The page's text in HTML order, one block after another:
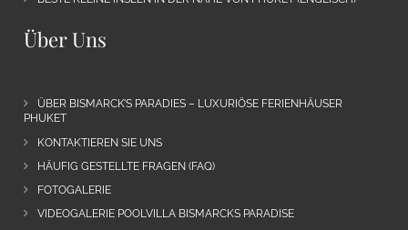
Über Uns
ÜBER BISMARCK’S PARADIES – LUXURIÖSE FERIENHÄUSER
PHUKET
KONTAKTIEREN SIE UNS
HÄUFIG GESTELLTE FRAGEN (FAQ)
FOTOGALERIE
VIDEOGALERIE POOLVILLA BISMARCKS PARADISE